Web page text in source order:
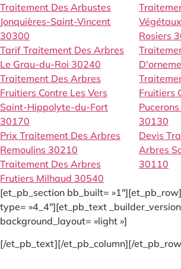
Traitement Des Arbustes
Jonquières-Saint-Vincent
30300
Tarif Traitement Des Arbres
Le Grau-du-Roi 30240
Traitement Des Arbres
Fruitiers Contre Les Vers
Saint-Hippolyte-du-Fort
30170
Prix Traitement Des Arbres
Remoulins 30210
Traitement Des Arbres
Frutiers Milhaud 30540
Rosiers
Fruitiers
30130
Devis
Arbres
30110
[et_pb_section bb_built=
type= »4_4″][et_pb_text
background_layout= »light »]
[/et_pb_text][/et_pb_column][/